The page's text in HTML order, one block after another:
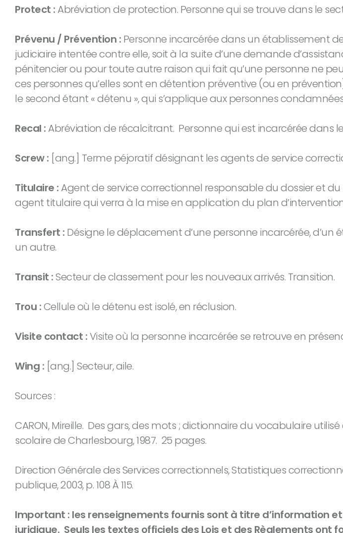
Protect :Abréviation de protection. Personne qui se trouve dans le
Prévenu / Prévention : Personne incarcérée dans un établissement
judiciaire intentée contre elle, soit à la suite d’une demande
pénitencier ou pour toute autre raison qui fait qu’une personne ne
ces personnes qu’elles sont en détention préventive (ou en
le second étant « détenu », qui s’applique aux personnes
Recal :Abréviation de récalcitrant. Personne qui est incarcérée dans
Screw : [ang.] Terme péjoratif désignant les agents de service
Titulaire :Agent de service correctionnel responsable du dossier et
agent titulaire qui verra à la mise en application du plan
Transfert : Désigne le déplacement d’une personne incarcérée,
un autre.
Transit :Secteur de classement pour les nouveaux arrivés. Transition.
Trou :Cellule où le détenu est isolé, en réclusion.
Visite contact :Visite où la personne incarcérée se retrouve en
Wing : [ang.] Secteur, aile.
Sources :
CARON, Mireille. Des gars, des mots ; dictionnaire du vocabulaire
scolaire de Charlesbourg, 1987. 25 pages.
Direction Générale des Services correctionnels, Statistiques
publique, 2003, p. 108 À 115.
Important : les renseignements fournis sont à titre d’information
juridique. Seuls les textes officiels des Lois et des Règlements ont